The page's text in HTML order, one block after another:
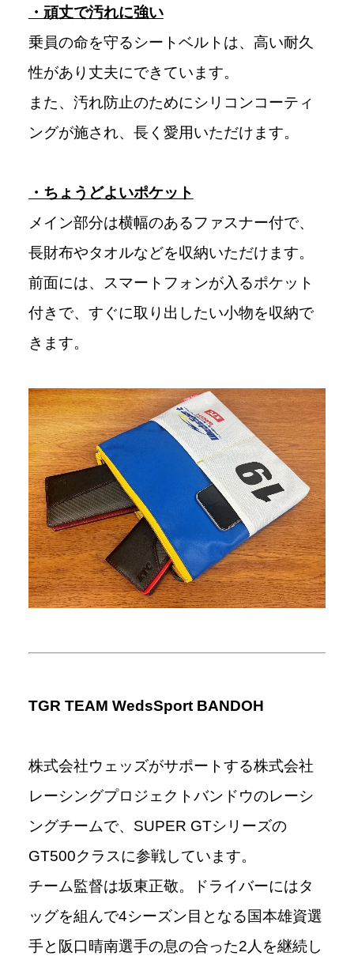
・頑丈で汚れに強い
乗員の命を守るシートベルトは、高い耐久
性があり丈夫にできています。
また、汚れ防止のためにシリコンコーティ
ングが施され、長く愛用いただけます。
・ちょうどよいポケット
メイン部分は横幅のあるファスナー付で、
長財布やタオルなどを収納いただけます。
前面には、スマートフォンが入るポケット
付きで、すぐに取り出したい小物を収納で
きます。
TGR TEAM WedsSport BANDOH
株式会社ウェッズがサポートする株式会社
レーシングプロジェクトバンドウのレーシ
ングチームで、SUPER GTシリーズの
GT500クラスに参戦しています。
チーム監督は坂東正敬。ドライバーにはタ
ッグを組んで4シーズン目となる国本雄資選
手と阪口晴南選手の息の合った2人を継続し